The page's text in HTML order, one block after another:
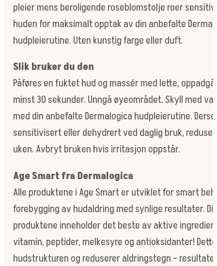
pleier mens beroligende roseblomstolje roer
huden for maksimalt opptak av din anbefalte
hudpleierutine. Uten kunstig farge eller duft.
Slik bruker du den
Påføres en fuktet hud og massér med lette,
minst 30 sekunder. Unngå øyeområdet. Skyll med
med din anbefalte Dermalogica hudpleierutine.
sensitivisert eller dehydrert ved daglig bruk,
uken. Avbryt bruken hvis irritasjon oppstår.
Age Smart fra Dermalogica
Alle produktene i Age Smart er utviklet for smart
forebygging av hudaldring med synlige resultater.
produktene inneholder det beste av aktive
vitamin, peptider, melkesyre og antioksidanter!
hudstrukturen og reduserer aldringstegn –